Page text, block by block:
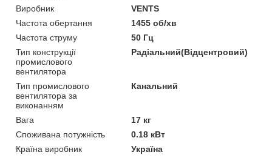
Виробник
VENTS
Частота обертання
1455 об/хв
Частота струму
50 Гц
Тип конструкції
промислового
вентилятора
Радіальний(Відцентровий)
Тип промислового
вентилятора за
виконанням
Канальний
Вага
17 кг
Споживана потужність
0.18 кВт
Країна виробник
Україна